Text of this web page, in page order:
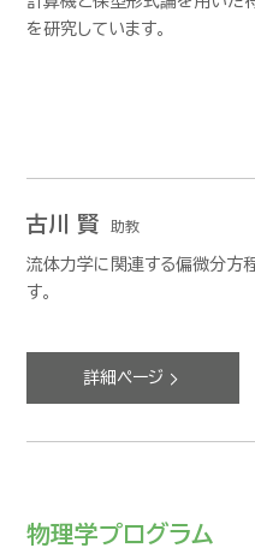
を研究しています。
古川 賢 助教
流体力学に関連する偏微分方
す。
詳細ページ
物理学プログラム